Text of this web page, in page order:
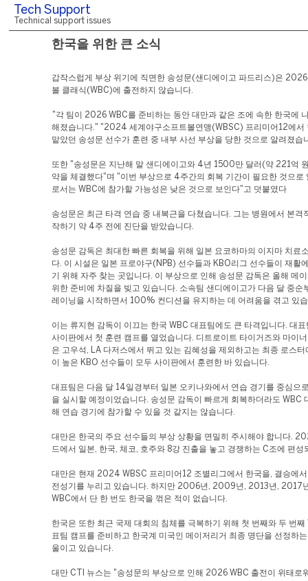
Tech Support
Technical support issues
한국을 위한 큰 소식
갑작스럽게 부상 위기에 직면한 송성문(샌디에이고 파드리스)은
볼 클래식(WBC)에 출전하지 않습니다.
"각 팀이 2026 WBC를 준비하는 동안 대만과 같은 조에 속한 한국에
해졌습니다." "2024 세계야구소프트볼연맹(WBSC) 프리미어12에서
맡았던 송성문 선수가 훈련 중 내부 사선 부상을 당한 것으로 알려졌습
또한 "송성문은 지난해 말 샌디에이고와 4년 1500만 달러(약 221억
약을 체결했다"며 "이번 부상으로 4주간의 회복 기간이 필요한 것으로
로서는 WBC에 참가할 가능성은 낮은 것으로 보인다"고 덧붙였다
송성문은 최근 타격 연습 중 내복근을 다쳤습니다. 그는 병원에서 본격
작하기 약 4주 전에 진단을 받았습니다.
송성문 감독은 최대한 빠른 회복을 위해 일본 요코하마의 이지마 치료
다. 이 시설은 일본 프로야구(NPB) 선수들과 KBO리그 선수들이 재활
기 위해 자주 찾는 곳입니다. 이 부상으로 인해 송성문 감독은 올해 메
위한 준비에 차질을 빚고 있습니다. 소속팀 샌디에이고가 다음 달 중순
레이닝을 시작하면서 100% 컨디션을 유지하는 데 어려움을 겪고 있
이는 류지현 감독이 이끄는 한국 WBC 대표팀에도 큰 타격입니다. 대
사이판에서 첫 훈련 캠프를 열었습니다. 디트로이트 타이거즈와 마이
은 고우석, LA 다저스에서 뛰고 있는 김혜성을 제외하고는 최종 로스터
이 높은 KBO 선수들이 모두 사이판에서 훈련한 바 있습니다.
대표팀은 다음 달 14일경부터 일본 오키나와에서 연습 경기를 중심으
을 실시할 예정이었습니다. 송성문 감독이 빠르게 회복하더라도 WBC
해 연습 경기에 참가할 수 있을 것 같지는 않습니다.
대만은 한국의 주요 선수들의 부상 상황을 면밀히 주시해야 합니다.
드에서 일본, 한국, 체코, 호주와 8강 진출을 놓고 경쟁하는 C조에 편성
대만은 현재 2024 WBSC 프리미어12 조별리그에서 한국을, 결승에
전성기를 누리고 있습니다. 하지만 2006년, 2009년, 2013년, 2017
WBC에서 단 한 번도 한국을 꺾은 적이 없습니다.
한국은 또한 최근 국제 대회의 침체를 극복하기 위해 첫 번째와 두 번째
표팀 캠프를 준비하고 한국계 미국인 메이저리거 최종 명단을 선정하
울이고 있습니다.
대만 CTI 뉴스는 "송성문의 부상으로 인해 2026 WBC 출전이 위태로